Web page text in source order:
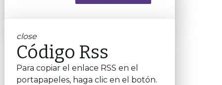
close
Código Rss
Para copiar el enlace RSS en el
portapapeles, haga clic en el botón.